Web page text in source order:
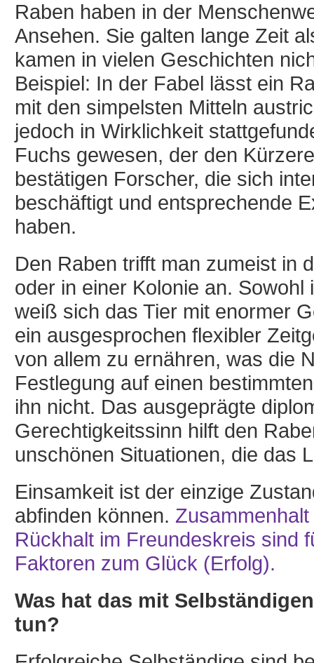
Raben haben in der
Ansehen. Sie galten lange Zeit
kamen in vielen Geschichten
Beispiel: In der Fabel lässt ein
mit den simpelsten Mitteln
jedoch in Wirklichkeit
Fuchs gewesen, der den
bestätigen Forscher, die sich
beschäftigt und entsprechende
haben.
Den Raben trifft man zumeist in
oder in einer Kolonie an.
weiß sich das Tier mit enormer
ein ausgesprochen flexibler
von allem zu ernähren, was die
Festlegung auf einen
ihn nicht. Das ausgeprägte
Gerechtigkeitssinn hilft den
unschönen Situationen, die das
Einsamkeit ist der einzige
abfinden können.
Rückhalt im Freundeskreis sind
Faktoren zum Glück (Erfolg).
Was hat das mit
tun?